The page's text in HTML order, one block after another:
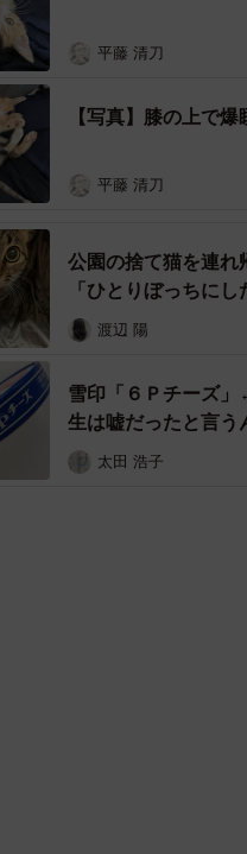
平藤 清刀
【写真】膝の上で
平藤 清刀
公園の捨て猫を連
「ひとりぼっちに
渡辺 陽
雪印「６Ｐチーズ
生は嘘だったと言う
太田 浩子